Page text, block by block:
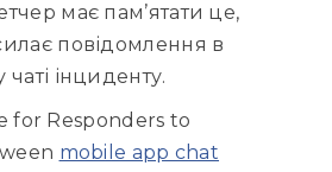
має пам’ятати це,
повідомлення в
інциденту.
for Responders to
mobile app chat